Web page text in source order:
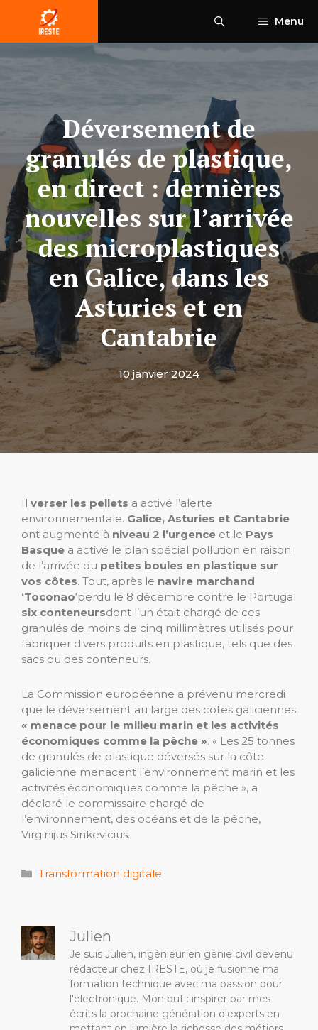
contenu
Menu
Déversement de
granulés de plastique,
en direct : dernières
nouvelles sur l’arrivée
des microplastiques
en Galice, dans les
Asturies et en
Cantabrie
10 janvier 2024
Il verser les pellets a activé l’alerte
environnementale. Galice, Asturies et Cantabrie
ont augmenté à niveau 2 l’urgence et le Pays
Basque a activé le plan spécial pollution en raison
de l’arrivée du petites boules en plastique sur
vos côtes. Tout, après le navire marchand
‘Toconao‘perdu le 8 décembre contre le Portugal
six conteneursdont l’un était chargé de ces
granulés de moins de cinq millimètres utilisés pour
fabriquer divers produits en plastique, tels que des
sacs ou des conteneurs.
La Commission européenne a prévenu mercredi
que le déversement au large des côtes galiciennes
« menace pour le milieu marin et les activités
économiques comme la pêche ». « Les 25 tonnes
de granulés de plastique déversés sur la côte
galicienne menacent l’environnement marin et les
activités économiques comme la pêche », a
déclaré le commissaire chargé de
l’environnement, des océans et de la pêche,
Virginijus Sinkevicius.
Catégories
Transformation digitale
Julien
Je suis Julien, ingénieur en génie civil devenu
rédacteur chez IRESTE, où je fusionne ma
formation technique avec ma passion pour
l'électronique. Mon but : inspirer par mes
écrits la prochaine génération d'experts en